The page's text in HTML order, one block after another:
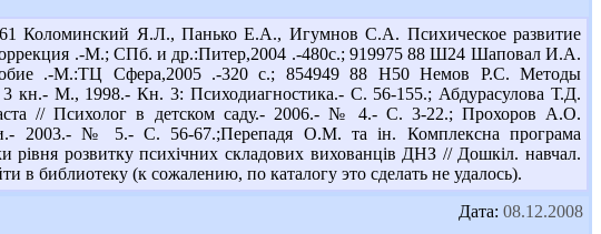
Коломинский Я.Л., Панько Е.А., Игумнов С.А. Психическое развитие
.-М.; СПб. и др.:Питер,2004 .-480с.; 919975 88 Ш24 Шаповал И.А.
.-М.:ТЦ Сфера,2005 .-320 с.; 854949 88 Н50 Немов Р.С. Методы
кн.- М., 1998.- Кн. 3: Психодиагностика.- С. 56-155.; Абдурасулова Т.Д.
// Психолог в детском саду.- 2006.- № 4.- С. 3-22.; Прохоров А.О.
2003.- № 5.- С. 56-67.;Перепадя О.М. та ін. Комплексна програма
рівня розвитку психічних складових вихованців ДНЗ // Дошкіл. навчал.
библиотеку (к сожалению, по каталогу это сделать не удалось).
Дата: 08.12.2008